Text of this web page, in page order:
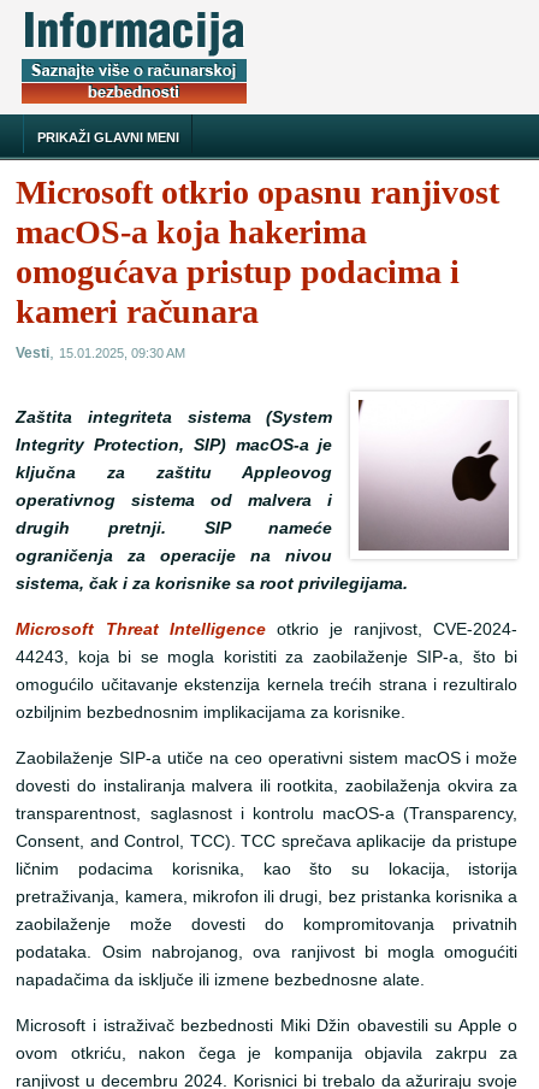
PRIKAŽI GLAVNI MENI
Microsoft otkrio opasnu ranjivost
macOS-a koja hakerima
omogućava pristup podacima i
kameri računara
Vesti, 15.01.2025, 09:30 AM
Zaštita integriteta sistema (System
Integrity Protection, SIP) macOS-a je
ključna za zaštitu Appleovog
operativnog sistema od malvera i
drugih pretnji. SIP nameće
ograničenja za operacije na nivou
sistema, čak i za korisnike sa root privilegijama.
Microsoft Threat Intelligenceotkrio je ranjivost, CVE-2024-
44243, koja bi se mogla koristiti za zaobilaženje SIP-a, što bi
omogućilo učitavanje ekstenzija kernela trećih strana i rezultiralo
ozbiljnim bezbednosnim implikacijama za korisnike.
Zaobilaženje SIP-a utiče na ceo operativni sistem macOS i može
dovesti do instaliranja malvera ili rootkita, zaobilaženja okvira za
transparentnost, saglasnost i kontrolu macOS-a (Transparency,
Consent, and Control, TCC). TCC sprečava aplikacije da pristupe
ličnim podacima korisnika, kao što su lokacija, istorija
pretraživanja, kamera, mikrofon ili drugi, bez pristanka korisnika a
zaobilaženje može dovesti do kompromitovanja privatnih
podataka. Osim nabrojanog, ova ranjivost bi mogla omogućiti
napadačima da isključe ili izmene bezbednosne alate.
Microsoft i istraživač bezbednosti Miki Džin obavestili su Apple o
ovom otkriću, nakon čega je kompanija objavila zakrpu za
ranjivost u decembru 2024. Korisnici bi trebalo da ažuriraju svoje